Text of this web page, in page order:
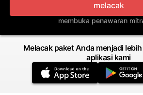
melacak
membuka penawaran
Melacak paket Anda menjadi
aplikasi kami